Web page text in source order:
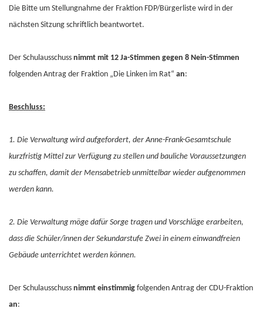
Die Bitte um Stellungnahme der Fraktion FDP/Bürgerliste wird in der
nächsten Sitzung schriftlich beantwortet.
Der Schulausschuss nimmt mit 12 Ja-Stimmen gegen 8 Nein-Stimmen
folgenden Antrag der Fraktion „Die Linken im Rat“ an:
Beschluss:
1. Die Verwaltung wird aufgefordert, der Anne-Frank-Gesamtschule
kurzfristig Mittel zur Verfügung zu stellen und bauliche Voraussetzungen
zu schaffen, damit der Mensabetrieb unmittelbar wieder aufgenommen
werden kann.
2. Die Verwaltung möge dafür Sorge tragen und Vorschläge erarbeiten,
dass die Schüler/innen der Sekundarstufe Zwei in einem einwandfreien
Gebäude unterrichtet werden können.
Der Schulausschuss nimmt einstimmig folgenden Antrag der CDU-Fraktion
an: